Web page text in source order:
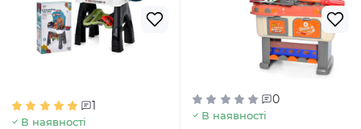
1
В наявності
0
В наявності